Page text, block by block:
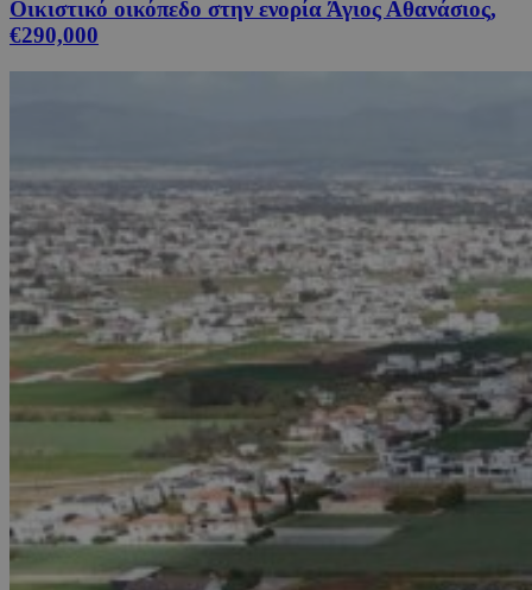
Οικιστικό οικόπεδο στην ενορία Άγιος Αθανάσιος,
€290,000